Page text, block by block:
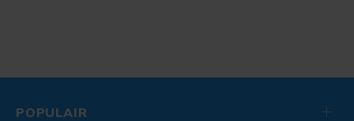
POPULAIR